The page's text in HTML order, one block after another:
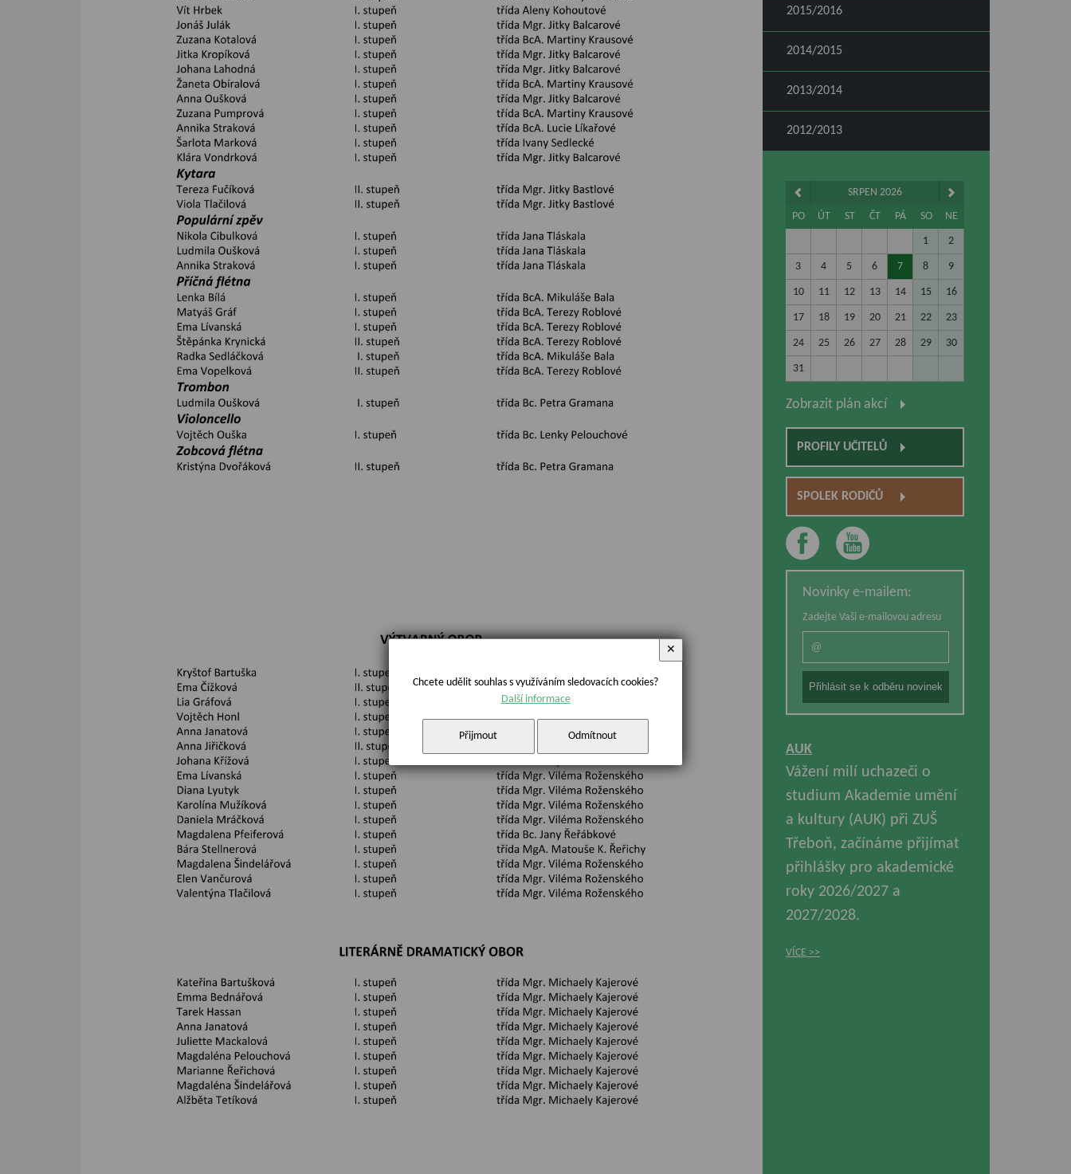
2015/2016
2014/2015
2013/2014
2012/2013
SRPEN 2026
PO
ÚT ST ČT PÁ SO NE
1 2
3 4 5 6 7 8 9
10 11 12 13 14 15 16
17 18 19 20 21 22 23
24 25 26 27 28 29 30
31
Zobrazit plán akcí
PROFILY UČITELŮ
SPOLEK RODIČŮ
Novinky e-mailem:
Zadejte Vaši e-mailovou adresu
AUK
Vážení milí uchazeči o
studium Akademie umění
a kultury (AUK) při ZUŠ
Třeboň, začínáme přijímat
přihlášky pro akademické
roky 2026/2027 a
2027/2028.
VÍCE
Chcete udělit souhlas s využíváním sledovacích cookies?
Další informace
Přijmout Odmítnout
✕